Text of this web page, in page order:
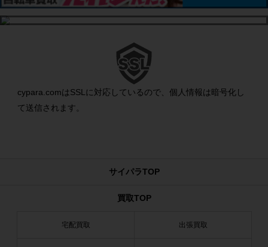
cypara.comはSSLに対応しているので、個人情報は暗号化し
て送信されます。
サイパラTOP
買取TOP
宅配買取 出張買取